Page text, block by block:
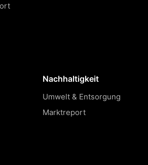
Nachhaltigkeit
Umwelt & Entsorgung
Marktreport